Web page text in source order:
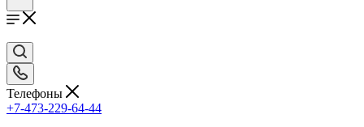
Телефоны
+7-473-229-64-44